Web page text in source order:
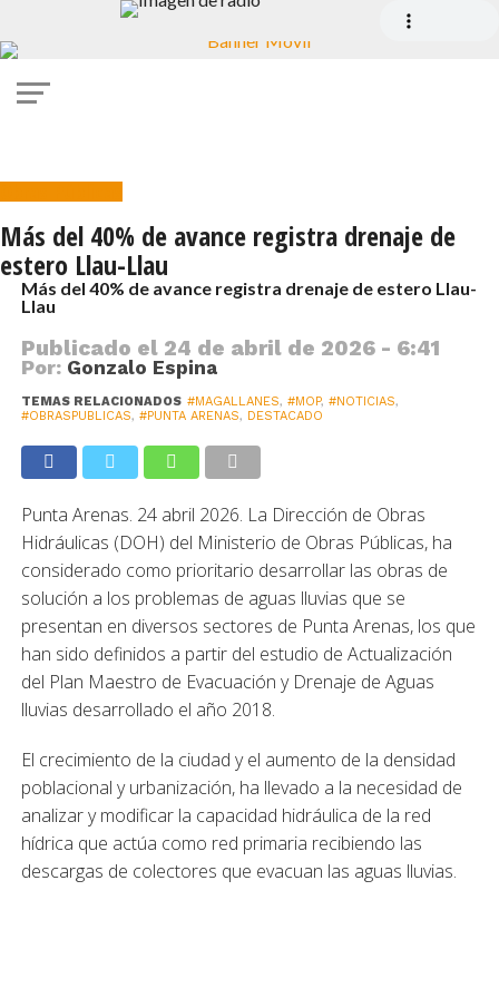
Obras Públicas
Más del 40% de avance registra drenaje de
estero Llau-Llau
Más del 40% de avance registra drenaje de estero Llau-
Llau
Publicado el 24 de abril de 2026 - 6:41
Por: Gonzalo Espina
TEMAS RELACIONADOS #MAGALLANES, #MOP, #NOTICIAS,
#OBRASPUBLICAS, #PUNTA ARENAS, DESTACADO
Punta Arenas. 24 abril 2026. La Dirección de Obras
Hidráulicas (DOH) del Ministerio de Obras Públicas, ha
considerado como prioritario desarrollar las obras de
solución a los problemas de aguas lluvias que se
presentan en diversos sectores de Punta Arenas, los que
han sido definidos a partir del estudio de Actualización
del Plan Maestro de Evacuación y Drenaje de Aguas
lluvias desarrollado el año 2018.
El crecimiento de la ciudad y el aumento de la densidad
poblacional y urbanización, ha llevado a la necesidad de
analizar y modificar la capacidad hidráulica de la red
hídrica que actúa como red primaria recibiendo las
descargas de colectores que evacuan las aguas lluvias.